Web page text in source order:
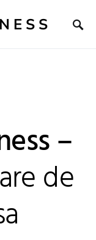
–
de